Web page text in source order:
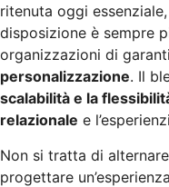
ritenuta oggi
disposizione è sempre
organizzazioni di
personalizzazione. Il
scalabilità e la
relazionale e
Non si tratta di
progettare